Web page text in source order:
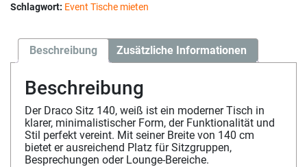
Schlagwort: Event Tische mieten
Beschreibung Zusätzliche Informationen
Beschreibung
Der Draco Sitz 140, weiß ist ein moderner Tisch in
klarer, minimalistischer Form, der Funktionalität und
Stil perfekt vereint. Mit seiner Breite von 140 cm
bietet er ausreichend Platz für Sitzgruppen,
Besprechungen oder Lounge-Bereiche.